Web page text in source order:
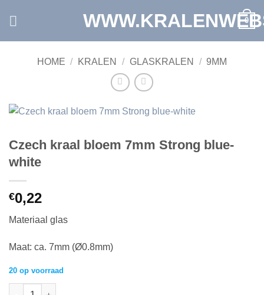
0
HOME / KRALEN / GLASKRALEN / 9MM
Czech kraal bloem 7mm Strong blue-
white
€0,22
Materiaal glas
Maat: ca. 7mm (Ø0.8mm)
20 op voorraad
Czech kraal bloem 7mm Strong blue-white aantal